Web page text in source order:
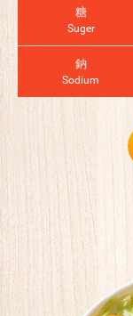
糖
Suger
鈉
Sodium